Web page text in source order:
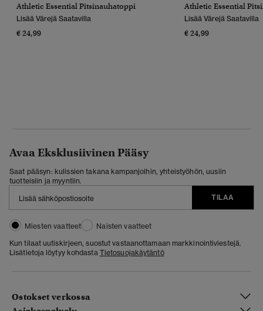
Athletic Essential Pitsinauhatoppi
Lisää Värejä Saatavilla
€ 24,99
Athletic Essential
Lisää Värejä Saatavilla
€ 24,99
Avaa Eksklusiivinen Pääsy
Saat pääsyn: kulissien takana kampanjoihin, yhteistyöhön, uusiin
tuotteisiin ja myyntiin.
TILAA
Miesten vaatteet
Naisten vaatteet
Kun tilaat uutiskirjeen, suostut vastaanottamaan markkinointiviestejä.
Lisätietoja löytyy kohdasta Tietosuojakäytäntö
Ostokset verkossa